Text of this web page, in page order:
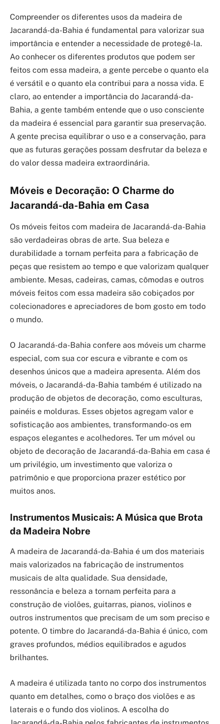
Compreender os diferentes usos da madeira de
Jacarandá-da-Bahia é fundamental para valorizar sua
importância e entender a necessidade de protegê-la.
Ao conhecer os diferentes produtos que podem ser
feitos com essa madeira, a gente percebe o quanto ela
é versátil e o quanto ela contribui para a nossa vida. E
claro, ao entender a importância do Jacarandá-da-
Bahia, a gente também entende que o uso consciente
da madeira é essencial para garantir sua preservação.
A gente precisa equilibrar o uso e a conservação, para
que as futuras gerações possam desfrutar da beleza e
do valor dessa madeira extraordinária.
Móveis e Decoração: O Charme do
Jacarandá-da-Bahia em Casa
Os móveis feitos com madeira de Jacarandá-da-Bahia
são verdadeiras obras de arte. Sua beleza e
durabilidade a tornam perfeita para a fabricação de
peças que resistem ao tempo e que valorizam qualquer
ambiente. Mesas, cadeiras, camas, cômodas e outros
móveis feitos com essa madeira são cobiçados por
colecionadores e apreciadores de bom gosto em todo
o mundo.
O Jacarandá-da-Bahia confere aos móveis um charme
especial, com sua cor escura e vibrante e com os
desenhos únicos que a madeira apresenta. Além dos
móveis, o Jacarandá-da-Bahia também é utilizado na
produção de objetos de decoração, como esculturas,
painéis e molduras. Esses objetos agregam valor e
sofisticação aos ambientes, transformando-os em
espaços elegantes e acolhedores. Ter um móvel ou
objeto de decoração de Jacarandá-da-Bahia em casa é
um privilégio, um investimento que valoriza o
patrimônio e que proporciona prazer estético por
muitos anos.
Instrumentos Musicais: A Música que Brota
da Madeira Nobre
A madeira de Jacarandá-da-Bahia é um dos materiais
mais valorizados na fabricação de instrumentos
musicais de alta qualidade. Sua densidade,
ressonância e beleza a tornam perfeita para a
construção de violões, guitarras, pianos, violinos e
outros instrumentos que precisam de um som preciso e
potente. O timbre do Jacarandá-da-Bahia é único, com
graves profundos, médios equilibrados e agudos
brilhantes.
A madeira é utilizada tanto no corpo dos instrumentos
quanto em detalhes, como o braço dos violões e as
laterais e o fundo dos violinos. A escolha do